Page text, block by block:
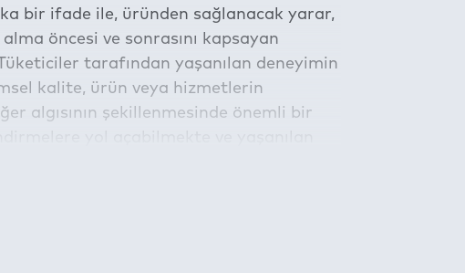
bir ifade ile, üründen sağlanacak yarar,
öncesi ve sonrasını kapsayan
tarafından yaşanılan deneyimin
kalite, ürün veya hizmetlerin
algısının şekillenmesinde önemli bir
yol açabilmekte ve yaşanılan